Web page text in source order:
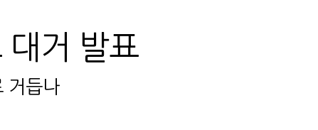
대거 발표
거듭나